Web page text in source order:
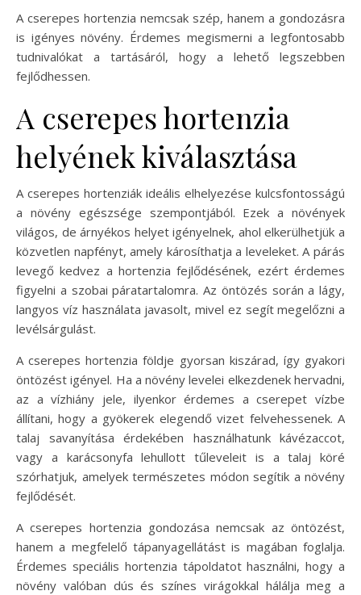
A cserepes hortenzia nemcsak szép, hanem a gondozásra
is igényes növény. Érdemes megismerni a legfontosabb
tudnivalókat a tartásáról, hogy a lehető legszebben
fejlődhessen.
A cserepes hortenzia
helyének kiválasztása
A cserepes hortenziák ideális elhelyezése kulcsfontosságú
a növény egészsége szempontjából. Ezek a növények
világos, de árnyékos helyet igényelnek, ahol elkerülhetjük a
közvetlen napfényt, amely károsíthatja a leveleket. A párás
levegő kedvez a hortenzia fejlődésének, ezért érdemes
figyelni a szobai páratartalomra. Az öntözés során a lágy,
langyos víz használata javasolt, mivel ez segít megelőzni a
levélsárgulást.
A cserepes hortenzia földje gyorsan kiszárad, így gyakori
öntözést igényel. Ha a növény levelei elkezdenek hervadni,
az a vízhiány jele, ilyenkor érdemes a cserepet vízbe
állítani, hogy a gyökerek elegendő vizet felvehessenek. A
talaj savanyítása érdekében használhatunk kávézaccot,
vagy a karácsonyfa lehullott tűleveleit is a talaj köré
szórhatjuk, amelyek természetes módon segítik a növény
fejlődését.
A cserepes hortenzia gondozása nemcsak az öntözést,
hanem a megfelelő tápanyagellátást is magában foglalja.
Érdemes speciális hortenzia tápoldatot használni, hogy a
növény valóban dús és színes virágokkal hálálja meg a